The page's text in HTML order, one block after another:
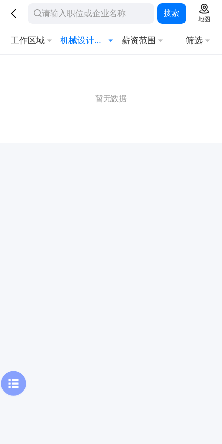
搜索
地图
工作区域 机械设计与制造 薪资范围 筛选
暂无数据